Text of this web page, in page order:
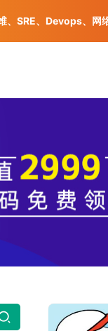
、SRE、Devops、